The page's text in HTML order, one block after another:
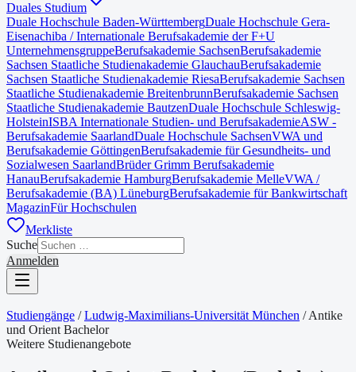
Duales Studium
Duale Hochschule Baden-WürttembergDuale Hochschule Gera-
Eisenachiba / Internationale Berufsakademie der F+U
UnternehmensgruppeBerufsakademie SachsenBerufsakademie
Sachsen Staatliche Studienakademie GlauchauBerufsakademie
Sachsen Staatliche Studienakademie RiesaBerufsakademie Sachsen
Staatliche Studienakademie BreitenbrunnBerufsakademie Sachsen
Staatliche Studienakademie BautzenDuale Hochschule Schleswig-
HolsteinISBA Internationale Studien- und BerufsakademieASW -
Berufsakademie SaarlandDuale Hochschule SachsenVWA und
Berufsakademie GöttingenBerufsakademie für Gesundheits- und
Sozialwesen SaarlandBrüder Grimm Berufsakademie
HanauBerufsakademie HamburgBerufsakademie MelleVWA /
Berufsakademie (BA) LüneburgBerufsakademie für Bankwirtschaft
MagazinFür Hochschulen
Merkliste
Suche
Anmelden
Studiengänge / Ludwig-Maximilians-Universität München /Antike
und Orient Bachelor
Weitere Studienangebote